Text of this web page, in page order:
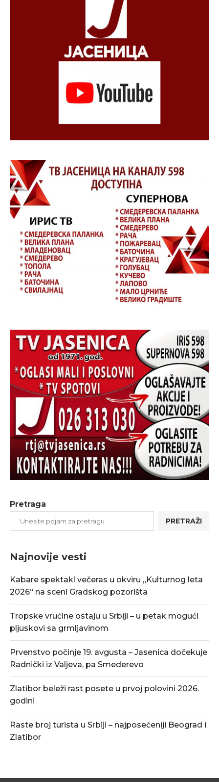
Pretraga
PRETRAŽI
Najnovije vesti
Kabare spektakl večeras u okviru „Kulturnog leta
2026“ na sceni Gradskog pozorišta
Tropske vrućine ostaju u Srbiji – u petak mogući
pljuskovi sa grmljavinom
Prvenstvo počinje 19. avgusta – Jasenica dočekuje
Radnički iz Valjeva, pa Smederevo
Zlatibor beleži rast posete u prvoj polovini 2026.
godini
Raste broj turista u Srbiji – najposećeniji Beograd i
Zlatibor